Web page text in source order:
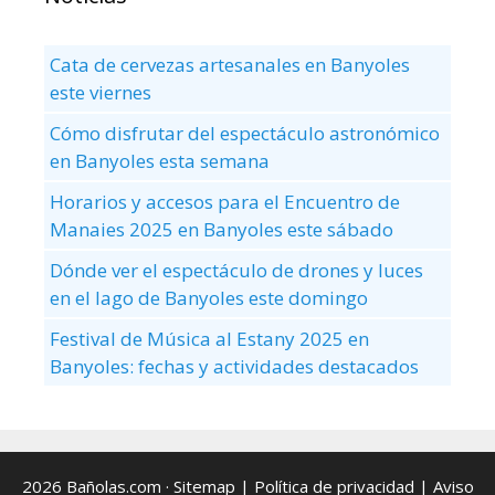
Cata de cervezas artesanales en Banyoles
este viernes
Cómo disfrutar del espectáculo astronómico
en Banyoles esta semana
Horarios y accesos para el Encuentro de
Manaies 2025 en Banyoles este sábado
Dónde ver el espectáculo de drones y luces
en el lago de Banyoles este domingo
Festival de Música al Estany 2025 en
Banyoles: fechas y actividades destacados
2026 Bañolas.com · Sitemap | Política de privacidad | Aviso